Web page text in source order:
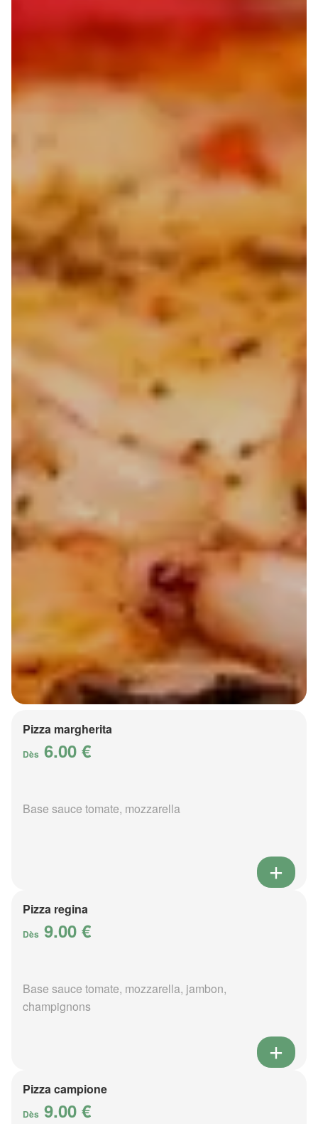
Pizza margherita
Dès 6.00 €
Base sauce tomate, mozzarella
Pizza regina
Dès 9.00 €
Base sauce tomate, mozzarella, jambon,
champignons
Pizza campione
Dès 9.00 €